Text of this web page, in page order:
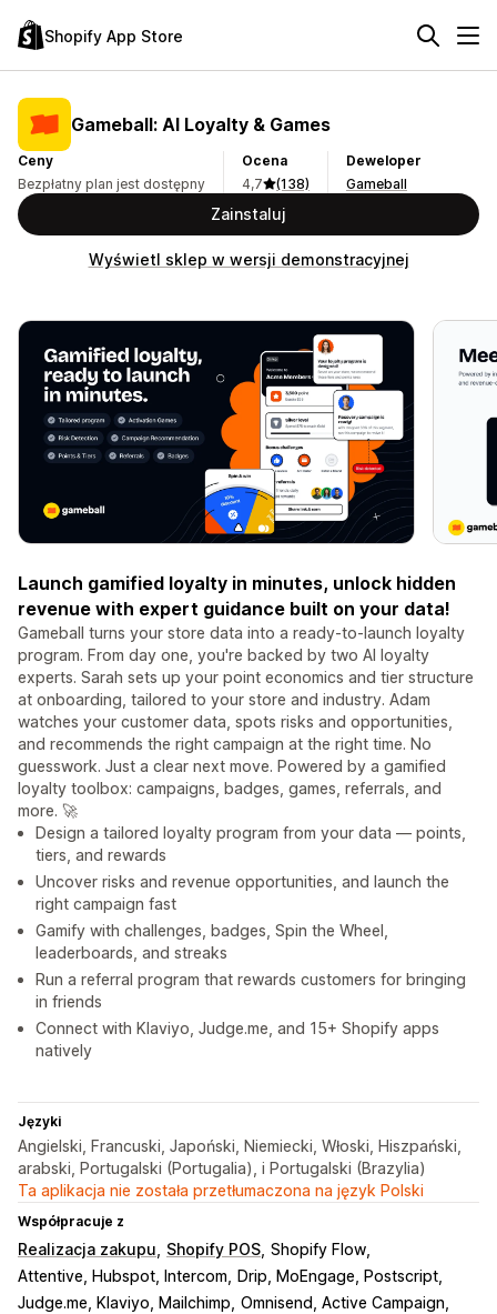
Shopify App Store
Gameball: AI Loyalty & Games
Ceny
Bezpłatny plan jest dostępny
Ocena
4,7
(138)
Deweloper
Gameball
Zainstaluj
Wyświetl sklep w wersji demonstracyjnej
Launch gamified loyalty in minutes, unlock hidden
revenue with expert guidance built on your data!
Gameball turns your store data into a ready-to-launch loyalty
program. From day one, you're backed by two AI loyalty
experts. Sarah sets up your point economics and tier structure
at onboarding, tailored to your store and industry. Adam
watches your customer data, spots risks and opportunities,
and recommends the right campaign at the right time. No
guesswork. Just a clear next move. Powered by a gamified
loyalty toolbox: campaigns, badges, games, referrals, and
more. 🚀
Design a tailored loyalty program from your data — points,
tiers, and rewards
Uncover risks and revenue opportunities, and launch the
right campaign fast
Gamify with challenges, badges, Spin the Wheel,
leaderboards, and streaks
Run a referral program that rewards customers for bringing
in friends
Connect with Klaviyo, Judge.me, and 15+ Shopify apps
natively
Języki
Angielski, Francuski, Japoński, Niemiecki, Włoski, Hiszpański,
arabski, Portugalski (Portugalia), i Portugalski (Brazylia)
Ta aplikacja nie została przetłumaczona na język Polski
Współpracuje z
Realizacja zakupu Shopify POS Shopify Flow
Attentive, Hubspot, Intercom
Drip, MoEngage, Postscript
Judge.me, Klaviyo, Mailchimp Omnisend, Active Campaign